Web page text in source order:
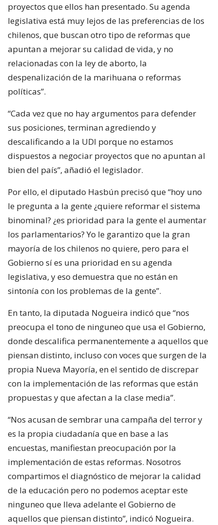
proyectos que ellos han presentado. Su agenda
legislativa está muy lejos de las preferencias de los
chilenos, que buscan otro tipo de reformas que
apuntan a mejorar su calidad de vida, y no
relacionadas con la ley de aborto, la
despenalización de la marihuana o reformas
políticas”.
“Cada vez que no hay argumentos para defender
sus posiciones, terminan agrediendo y
descalificando a la UDI porque no estamos
dispuestos a negociar proyectos que no apuntan al
bien del país”, añadió el legislador.
Por ello, el diputado Hasbún precisó que “hoy uno
le pregunta a la gente ¿quiere reformar el sistema
binominal? ¿es prioridad para la gente el aumentar
los parlamentarios? Yo le garantizo que la gran
mayoría de los chilenos no quiere, pero para el
Gobierno sí es una prioridad en su agenda
legislativa, y eso demuestra que no están en
sintonía con los problemas de la gente”.
En tanto, la diputada Nogueira indicó que “nos
preocupa el tono de ninguneo que usa el Gobierno,
donde descalifica permanentemente a aquellos que
piensan distinto, incluso con voces que surgen de la
propia Nueva Mayoría, en el sentido de discrepar
con la implementación de las reformas que están
propuestas y que afectan a la clase media”.
“Nos acusan de sembrar una campaña del terror y
es la propia ciudadanía que en base a las
encuestas, manifiestan preocupación por la
implementación de estas reformas. Nosotros
compartimos el diagnóstico de mejorar la calidad
de la educación pero no podemos aceptar este
ninguneo que lleva adelante el Gobierno de
aquellos que piensan distinto”, indicó Nogueira.